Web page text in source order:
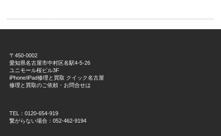
〒450-0002
愛知県名古屋市中村区名駅4-5-26
ユニモール桜ビル3F
iPhone/iPad修理と買取 クイック名古屋
修理と買取のご依頼・お問合せは
TEL：0120-654-919
繋がらない場合：052-462-9194